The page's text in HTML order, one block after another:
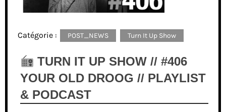
Catégorie : POST_NEWS Turn It Up Show
TURN IT UP SHOW // #406
YOUR OLD DROOG // PLAYLIST
& PODCAST